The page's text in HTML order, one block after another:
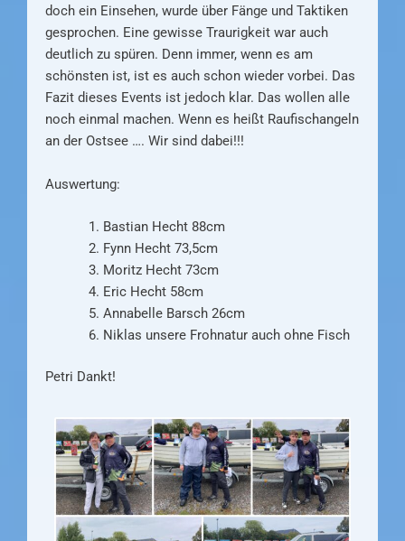
doch ein Einsehen, wurde über Fänge und Taktiken
gesprochen. Eine gewisse Traurigkeit war auch
deutlich zu spüren. Denn immer, wenn es am
schönsten ist, ist es auch schon wieder vorbei. Das
Fazit dieses Events ist jedoch klar. Das wollen alle
noch einmal machen. Wenn es heißt Raufischangeln
an der Ostsee …. Wir sind dabei!!!
Auswertung:
Bastian Hecht 88cm
Fynn Hecht 73,5cm
Moritz Hecht 73cm
Eric Hecht 58cm
Annabelle Barsch 26cm
Niklas unsere Frohnatur auch ohne Fisch
Petri Dankt!